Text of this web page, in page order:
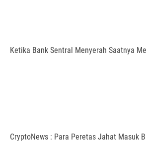
Ketika Bank Sentral Menyerah Saatnya
CryptoNews : Para Peretas Jahat Masuk